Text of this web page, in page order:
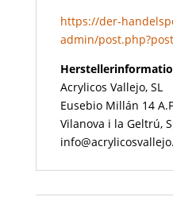
https://der-
admin/
Acrylicos Vallejo, SL
Eusebio Millán 14
Vilanova i la Geltrú,